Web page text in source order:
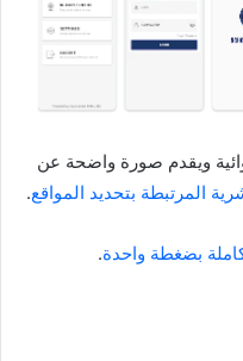
ويقدم صورة واضحة عن
المرتبطة بتحديد المواقع.
بضغطة واحدة.